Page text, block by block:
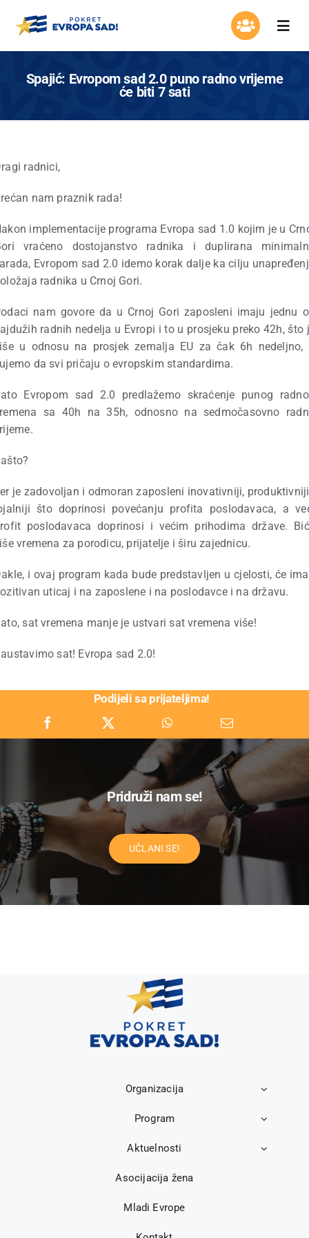
Mladi Evrope
Spajić: Evropom sad 2.0 puno radno vrijeme
će biti 7 sati
radnici,
nam praznik rada!
implementacije programa Evropa sad 1.0 kojim je u
vraćeno dostojanstvo radnika i duplirana
Evropom sad 2.0 idemo korak dalje ka cilju
radnika u Crnoj Gori.
nam govore da u Crnoj Gori zaposleni imaju jednu
radnih nedelja u Evropi i to u prosjeku preko 42h, što
u odnosu na prosjek zemalja EU za čak 6h nedeljno,
da svi pričaju o evropskim standardima.
Evropom sad 2.0 predlažemo skraćenje punog
sa 40h na 35h, odnosno na sedmočasovno
je zadovoljan i odmoran zaposleni inovativniji,
što doprinosi povećanju profita poslodavaca, a
poslodavaca doprinosi i većim prihodima države.
vremena za porodicu, prijatelje i širu zajednicu.
i ovaj program kada bude predstavljen u cjelosti, će
uticaj i na zaposlene i na poslodavce i na državu.
sat vremena manje je ustvari sat vremena više!
sat! Evropa sad 2.0!
Podijeli sa prijateljima!
Pridruži nam se!
UČLANI SE!
Organizacija
Program
Aktuelnosti
Asocijacija žena
Mladi Evrope